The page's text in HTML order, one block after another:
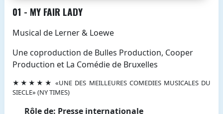
01 - MY FAIR LADY
Musical de Lerner & Loewe
Une coproduction de Bulles Production, Cooper
Production et La Comédie de Bruxelles
★★★★★ «UNE DES MEILLEURES COMEDIES MUSICALES DU
SIECLE» (NY TIMES)
Rôle de: Presse internationale